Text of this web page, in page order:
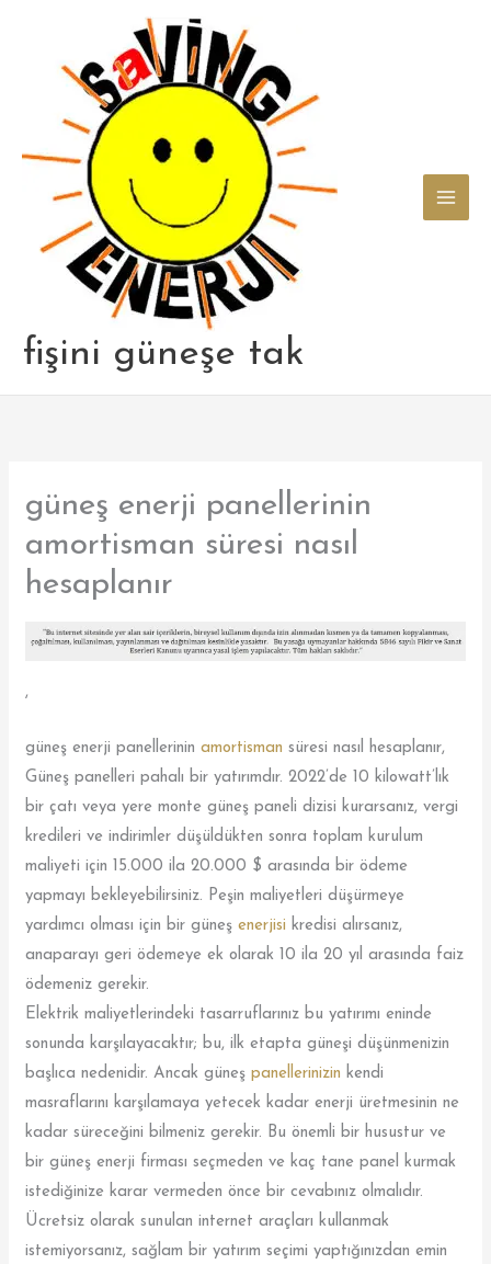
fişini güneşe tak
güneş enerji panellerinin
amortisman süresi nasıl
hesaplanır
,
güneş enerji panellerininamortisman süresi nasıl hesaplanır,
Güneş panelleri pahalı bir yatırımdır. 2022’de 10 kilowatt’lık
bir çatı veya yere monte güneş paneli dizisi kurarsanız, vergi
kredileri ve indirimler düşüldükten sonra toplam kurulum
maliyeti için 15.000 ila 20.000 $ arasında bir ödeme
yapmayı bekleyebilirsiniz. Peşin maliyetleri düşürmeye
yardımcı olması için bir güneşenerjisi kredisi alırsanız,
anaparayı geri ödemeye ek olarak 10 ila 20 yıl arasında faiz
ödemeniz gerekir.
Elektrik maliyetlerindeki tasarruflarınız bu yatırımı eninde
sonunda karşılayacaktır; bu, ilk etapta güneşi düşünmenizin
başlıca nedenidir. Ancak güneşpanellerinizin kendi
masraflarını karşılamaya yetecek kadar enerji üretmesinin ne
kadar süreceğini bilmeniz gerekir. Bu önemli bir husustur ve
bir güneş enerji firması seçmeden ve kaç tane panel kurmak
istediğinize karar vermeden önce bir cevabınız olmalıdır.
Ücretsiz olarak sunulan internet araçları kullanmak
istemiyorsanız, sağlam bir yatırım seçimi yaptığınızdan emin